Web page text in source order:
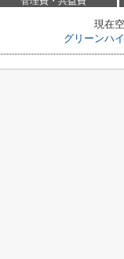
現在
グリーンハ